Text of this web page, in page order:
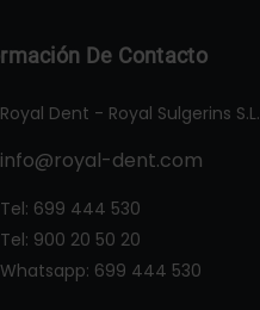
De Contacto
Royal Dent - Royal Sulgerins S.L.
info@royal-dent.com
Tel: 699 444 530
Tel: 900 20 50 20
Whatsapp: 699 444 530